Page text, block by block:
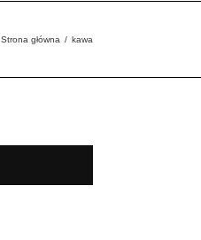
Strona główna kawa